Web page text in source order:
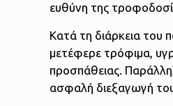
ευθύνη της
Κατά τη διάρκεια του
μετέφερε τρόφιμα,
προσπάθειας.
ασφαλή διεξαγωγή